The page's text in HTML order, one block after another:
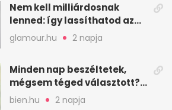
Nem kell milliárdosnak
lenned: így lassíthatod az
öregedést a biológus szerint
glamour.hu 2 napja
Minden nap beszéltetek,
mégsem téged választott?
Ez az érzelmi csapda
bien.hu 2 napja